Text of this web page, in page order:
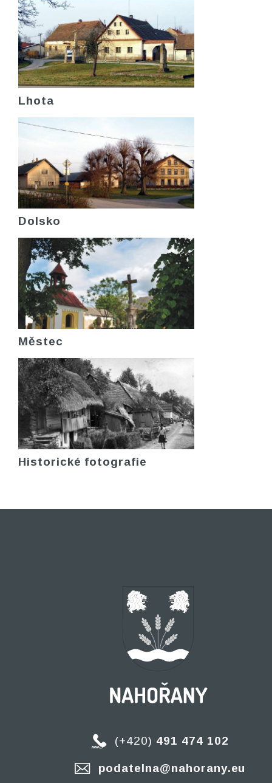
Lhota
Dolsko
Městec
Historické fotografie
(+420) 491 474 102
podatelna@nahorany.eu